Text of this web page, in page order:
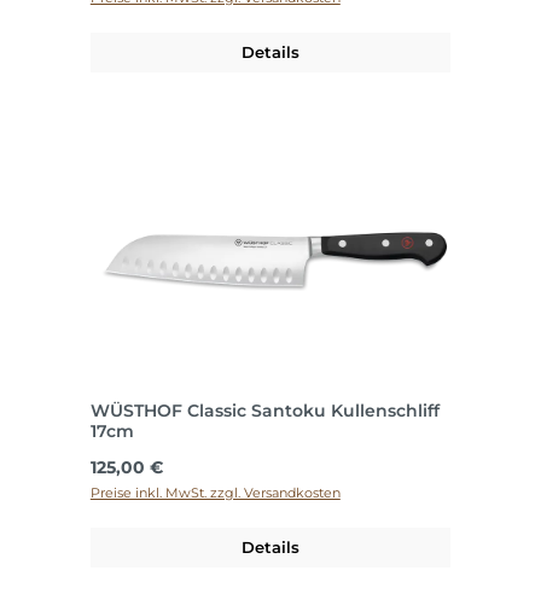
Details
WÜSTHOF Classic Santoku Kullenschliff
17cm
Regulärer Preis:
125,00 €
Preise inkl. MwSt. zzgl. Versandkosten
Details